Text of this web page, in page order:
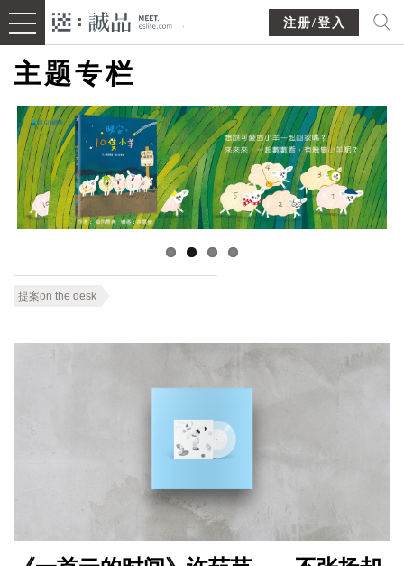
注册/登入
主题专栏
提案on the desk